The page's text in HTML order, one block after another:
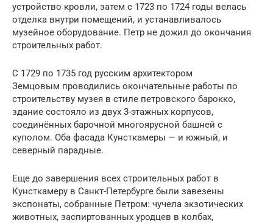
устройство кровли, затем с 1723 по 1724 годы велась
отделка внутри помещений, и устанавливалось
музейное оборудование. Петр не дожил до окончания
строительных работ.
С 1729 по 1735 год русским архитектором
Земцовым проводились окончательные работы по
строительству музея в стиле петровского барокко,
здание состояло из двух 3-этажных корпусов,
соединённых барочной многоярусной башней с
куполом. Оба фасада Кунсткамеры — и южный, и
северный парадные.
Еще до завершения всех строительных работ в
Кунсткамеру в Санкт-Петербурге были завезены
экспонаты, собранные Петром: чучела экзотических
животных, заспиртованных уродцев в колбах,